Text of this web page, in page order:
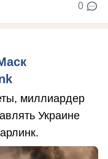
0
миллиардер
Украине